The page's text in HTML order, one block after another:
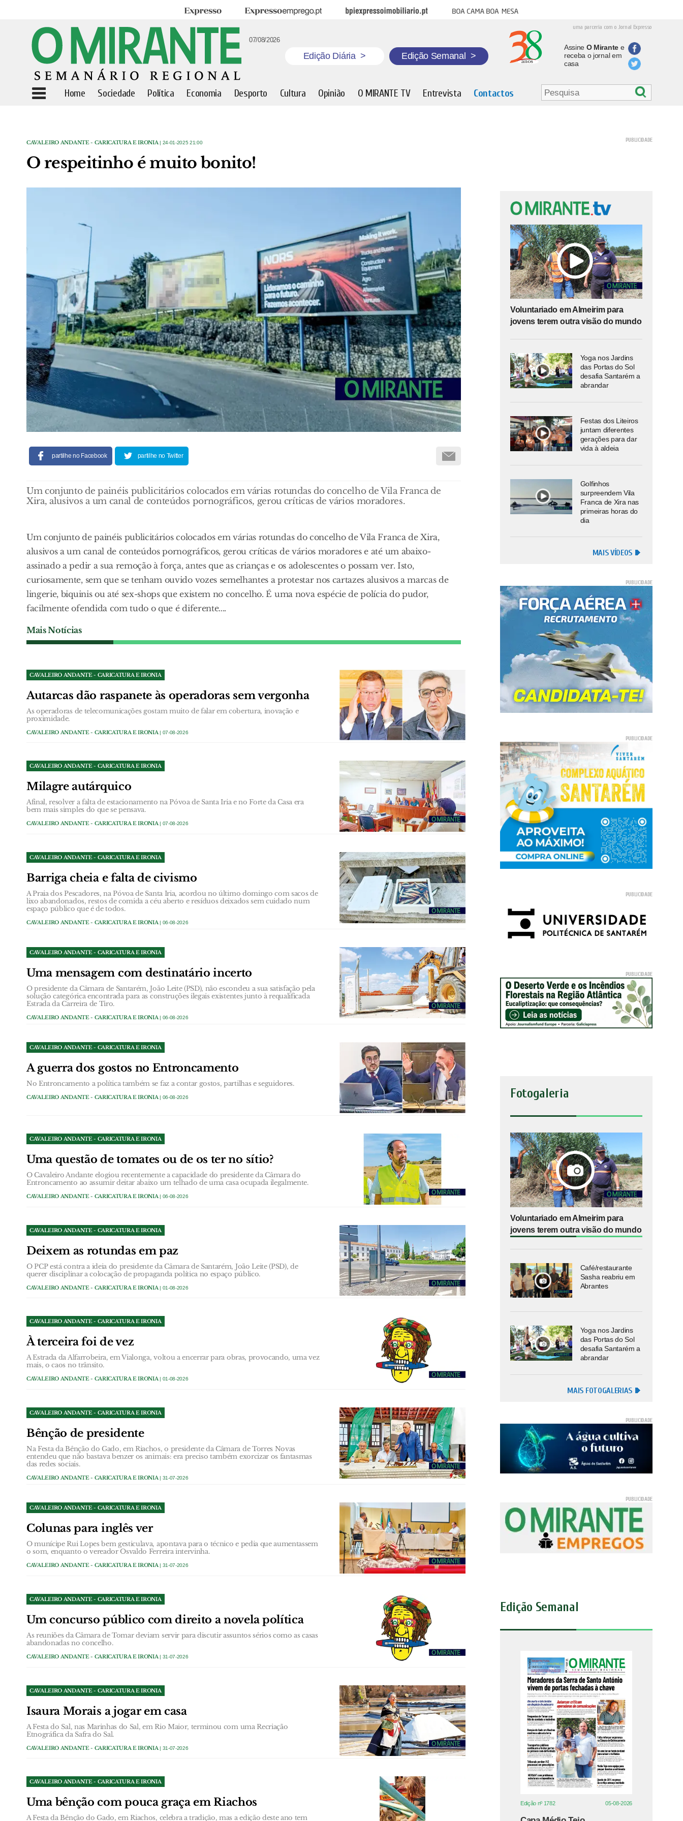
Expresso Expresso Emprego BPI Expresso Imobiliário Boa cama boa mesa
uma parceria com o Jornal Expresso
07/08/2026
Edição Diária > Edição Semanal >
Assine O Mirantee
receba o jornal em
casa
Home Sociedade Política Economia Desporto Cultura Opinião O MIRANTE TV Entrevista Contactos
CAVALEIRO ANDANTE - CARICATURA E IRONIA | 24-01-2025 21:00
O respeitinho é muito bonito!
partilhe no Facebook partilhe no Twitter
Um conjunto de painéis publicitários colocados em várias rotundas do concelho de Vila Franca de
Xira, alusivos a um canal de conteúdos pornográficos, gerou críticas de vários moradores.
Um conjunto de painéis publicitários colocados em várias rotundas do concelho de Vila Franca de Xira,
alusivos a um canal de conteúdos pornográficos, gerou críticas de vários moradores e até um abaixo-
assinado a pedir a sua remoção à força, antes que as crianças e os adolescentes o possam ver. Isto,
curiosamente, sem que se tenham ouvido vozes semelhantes a protestar nos cartazes alusivos a marcas de
lingerie, biquinis ou até sex-shops que existem no concelho. É uma nova espécie de polícia do pudor,
facilmente ofendida com tudo o que é diferente....
Mais Notícias
CAVALEIRO ANDANTE - CARICATURA E IRONIA
Autarcas dão raspanete às operadoras sem vergonha
As operadoras de telecomunicações gostam muito de falar em cobertura, inovação e
proximidade.
CAVALEIRO ANDANTE - CARICATURA E IRONIA | 07-08-2026
CAVALEIRO ANDANTE - CARICATURA E IRONIA
Milagre autárquico
Afinal, resolver a falta de estacionamento na Póvoa de Santa Iria e no Forte da Casa era
bem mais simples do que se pensava.
CAVALEIRO ANDANTE - CARICATURA E IRONIA| 07-08-2026
CAVALEIRO ANDANTE - CARICATURA E IRONIA
Barriga cheia e falta de civismo
A Praia dos Pescadores, na Póvoa de Santa Iria, acordou no último domingo com sacos de
lixo abandonados, restos de comida a céu aberto e resíduos deixados sem cuidado num
espaço público que é de todos.
CAVALEIRO ANDANTE - CARICATURA E IRONIA | 06-08-2026
CAVALEIRO ANDANTE - CARICATURA E IRONIA
Uma mensagem com destinatário incerto
O presidente da Câmara de Santarém, João Leite (PSD), não escondeu a sua satisfação pela
solução categórica encontrada para as construções ilegais existentes junto à requalificada
Estrada da Carreira de Tiro.
CAVALEIRO ANDANTE - CARICATURA E IRONIA | 06-08-2026
CAVALEIRO ANDANTE - CARICATURA E IRONIA
A guerra dos gostos no Entroncamento
No Entroncamento a política também se faz a contar gostos, partilhas e seguidores.
CAVALEIRO ANDANTE - CARICATURA E IRONIA | 06-08-2026
CAVALEIRO ANDANTE - CARICATURA E IRONIA
Uma questão de tomates ou de os ter no sítio?
O Cavaleiro Andante elogiou recentemente a capacidade do presidente da Câmara do
Entroncamento ao assumir deitar abaixo um telhado de uma casa ocupada ilegalmente.
CAVALEIRO ANDANTE - CARICATURA E IRONIA | 06-08-2026
CAVALEIRO ANDANTE - CARICATURA E IRONIA
Deixem as rotundas em paz
O PCP está contra a ideia do presidente da Câmara de Santarém, João Leite (PSD), de
querer disciplinar a colocação de propaganda política no espaço público.
CAVALEIRO ANDANTE - CARICATURA E IRONIA | 01-08-2026
CAVALEIRO ANDANTE - CARICATURA E IRONIA
À terceira foi de vez
A Estrada da Alfarrobeira, em Vialonga, voltou a encerrar para obras, provocando, uma vez
mais, o caos no trânsito.
CAVALEIRO ANDANTE - CARICATURA E IRONIA| 01-08-2026
CAVALEIRO ANDANTE - CARICATURA E IRONIA
Bênção de presidente
Na Festa da Bênção do Gado, em Riachos, o presidente da Câmara de Torres Novas
entendeu que não bastava benzer os animais: era preciso também exorcizar os fantasmas
das redes sociais.
CAVALEIRO ANDANTE - CARICATURA E IRONIA | 31-07-2026
CAVALEIRO ANDANTE - CARICATURA E IRONIA
Colunas para inglês ver
O munícipe Rui Lopes bem gesticulava, apontava para o técnico e pedia que aumentassem
o som, enquanto o vereador Osvaldo Ferreira intervinha.
CAVALEIRO ANDANTE - CARICATURA E IRONIA | 31-07-2026
CAVALEIRO ANDANTE - CARICATURA E IRONIA
Um concurso público com direito a novela política
As reuniões da Câmara de Tomar deviam servir para discutir assuntos sérios como as casas
abandonadas no concelho.
CAVALEIRO ANDANTE - CARICATURA E IRONIA | 31-07-2026
CAVALEIRO ANDANTE - CARICATURA E IRONIA
Isaura Morais a jogar em casa
A Festa do Sal, nas Marinhas do Sal, em Rio Maior, terminou com uma Recriação
Etnográfica da Safra do Sal.
CAVALEIRO ANDANTE - CARICATURA E IRONIA | 31-07-2026
CAVALEIRO ANDANTE - CARICATURA E IRONIA
Uma bênção com pouca graça em Riachos
A Festa da Bênção do Gado, em Riachos, celebra a tradição, mas a edição deste ano tem
Voluntariado em Almeirim para
jovens terem outra visão do mundo
Yoga nos Jardins
das Portas do Sol
desafia Santarém a
abrandar
Festas dos Liteiros
juntam diferentes
gerações para dar
vida à aldeia
Golfinhos
surpreendem Vila
Franca de Xira nas
primeiras horas do
dia
MAIS VÍDEOS
Fotogaleria
Voluntariado em Almeirim para
jovens terem outra visão do mundo
Café/restaurante
Sasha reabriu em
Abrantes
Yoga nos Jardins
das Portas do Sol
desafia Santarém a
abrandar
MAIS FOTOGALERIAS
Edição Semanal
Edição nº 1782 05-08-2026